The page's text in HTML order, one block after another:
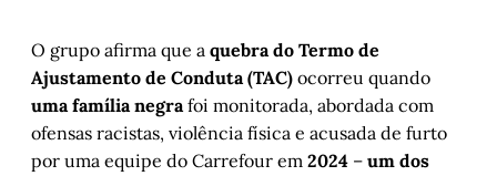
O grupo afirma que a quebra do Termo de
Ajustamento de Conduta (TAC) ocorreu quando
uma família negrafoi monitorada, abordada com
ofensas racistas, violência física e acusada de furto
por uma equipe do Carrefour em 2024 – um dos